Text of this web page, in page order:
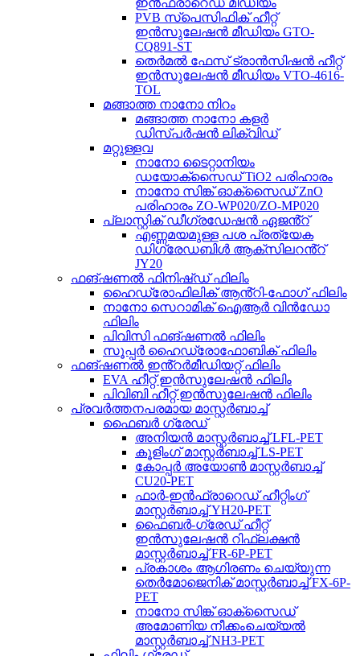
ഇൻഫ്രാറെഡ് മീഡിയം
PVB സ്പെസിഫിക് ഹീറ്റ്
ഇൻസുലേഷൻ മീഡിയം GTO-
CQ891-ST
തെർമൽ ഫേസ് ട്രാൻസിഷൻ ഹീറ്റ്
ഇൻസുലേഷൻ മീഡിയം VTO-4616-
TOL
മങ്ങാത്ത നാനോ നിറം
മങ്ങാത്ത നാനോ കളർ
ഡിസ്പർഷൻ ലിക്വിഡ്
മറ്റുള്ളവ
നാനോ ടൈറ്റാനിയം
ഡയോക്സൈഡ് TiO2 പരിഹാരം
നാനോ സിങ്ക് ഓക്സൈഡ് ZnO
പരിഹാരം ZO-WP020/ZO-MP020
പ്ലാസ്റ്റിക് ഡീഗ്രഡേഷൻ ഏജൻ്റ്
എണ്ണമയമുള്ള പശ പ്രത്യേക
ഡിഗ്രേഡബിൾ ആക്സിലറൻ്റ്
JY20
ഫങ്ഷണൽ ഫിനിഷ്ഡ് ഫിലിം
ഹൈഡ്രോഫിലിക് ആൻ്റി-ഫോഗ് ഫിലിം
നാനോ സെറാമിക് ഐആർ വിൻഡോ
ഫിലിം
പിവിസി ഫങ്ഷണൽ ഫിലിം
സൂപ്പർ ഹൈഡ്രോഫോബിക് ഫിലിം
ഫങ്ഷണൽ ഇൻ്റർമീഡിയറ്റ് ഫിലിം
EVA ഹീറ്റ് ഇൻസുലേഷൻ ഫിലിം
പിവിബി ഹീറ്റ് ഇൻസുലേഷൻ ഫിലിം
പ്രവർത്തനപരമായ മാസ്റ്റർബാച്ച്
ഫൈബർ ഗ്രേഡ്
അനിയൻ മാസ്റ്റർബാച്ച് LFL-PET
കൂളിംഗ് മാസ്റ്റർബാച്ച് LS-PET
കോപ്പർ അയോൺ മാസ്റ്റർബാച്ച്
CU20-PET
ഫാർ-ഇൻഫ്രാറെഡ് ഹീറ്റിംഗ്
മാസ്റ്റർബാച്ച് YH20-PET
ഫൈബർ-ഗ്രേഡ് ഹീറ്റ്
ഇൻസുലേഷൻ റിഫ്ലക്ഷൻ
മാസ്റ്റർബാച്ച് FR-6P-PET
പ്രകാശം ആഗിരണം ചെയ്യുന്ന
തെർമോജെനിക് മാസ്റ്റർബാച്ച് FX-6P-
PET
നാനോ സിങ്ക് ഓക്സൈഡ്
അമോണിയ നീക്കംചെയ്യൽ
മാസ്റ്റർബാച്ച് NH3-PET